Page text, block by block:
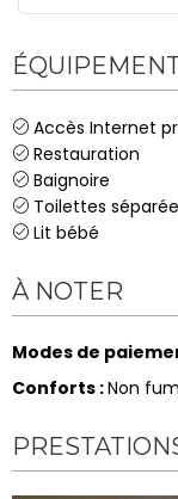
Accès Internet
Restauration
Baignoire
Toilettes
Lit bébé
À NOTER
Modes de
Conforts :Non